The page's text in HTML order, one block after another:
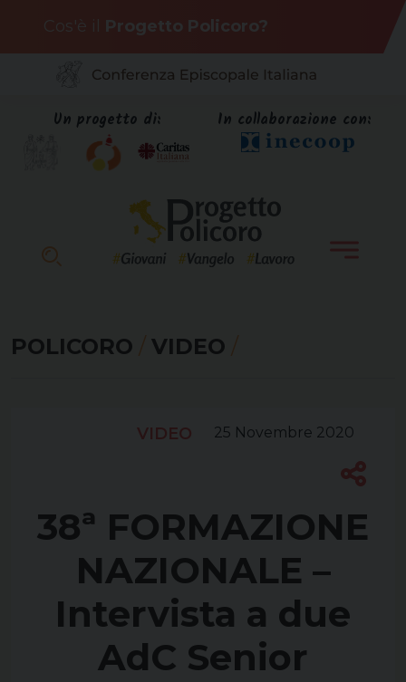
content
Cos'è il Progetto Policoro?
Un progetto di: In collaborazione con:
POLICORO / VIDEO /
VIDEO 25 Novembre 2020
38ª FORMAZIONE
NAZIONALE –
Intervista a due
AdC Senior